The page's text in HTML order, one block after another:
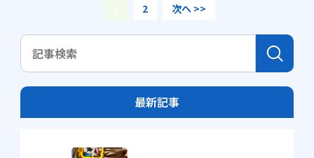
2 次へ >>
最新記事